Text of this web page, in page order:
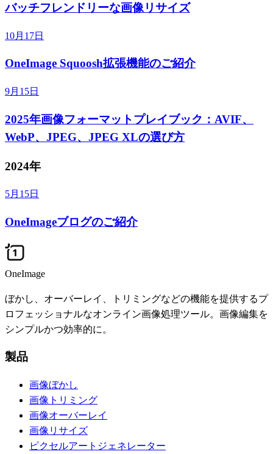
バッチフレンドリーな画像リサイズ
10月17日
OneImage Squoosh拡張機能のご紹介
9月15日
2025年画像フォーマットプレイブック：AVIF、
WebP、JPEG、JPEG XLの選び方
2024年
5月15日
OneImageブログのご紹介
OneImage
ぼかし、オーバーレイ、トリミングなどの機能を提供するプ
ロフェッショナルなオンライン画像処理ツール。画像編集を
シンプルかつ効率的に。
製品
画像ぼかし
画像トリミング
画像オーバーレイ
画像リサイズ
ピクセルアートジェネレーター